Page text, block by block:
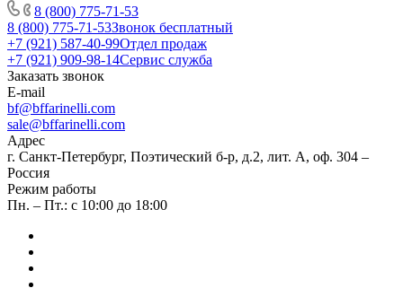
8 (800) 775-71-53
8 (800) 775-71-53Звонок бесплатный
+7 (921) 587-40-99Отдел продаж
+7 (921) 909-98-14Сервис служба
Заказать звонок
E-mail
bf@bffarinelli.com
sale@bffarinelli.com
Адрес
г. Санкт-Петербург, Поэтический б-р, д.2, лит. А, оф. 304 –
Россия
Режим работы
Пн. – Пт.: с 10:00 до 18:00